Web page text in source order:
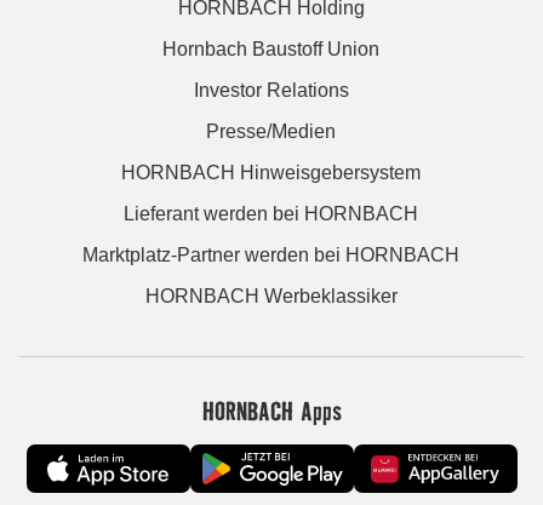
HORNBACH Holding
Hornbach Baustoff Union
Investor Relations
Presse/Medien
HORNBACH Hinweisgebersystem
Lieferant werden bei HORNBACH
Marktplatz-Partner werden bei HORNBACH
HORNBACH Werbeklassiker
HORNBACH Apps